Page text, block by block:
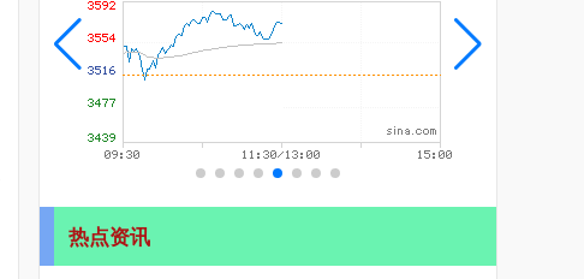
热点资讯